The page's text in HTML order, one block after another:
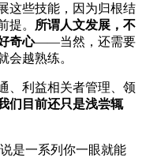
这些技能，因为归根结
提。 所谓人文发展，不
奇心——当然，还需要
会越熟练。
、利益相关者管理、领
们目前还只是浅尝辄
是一系列你一眼就能